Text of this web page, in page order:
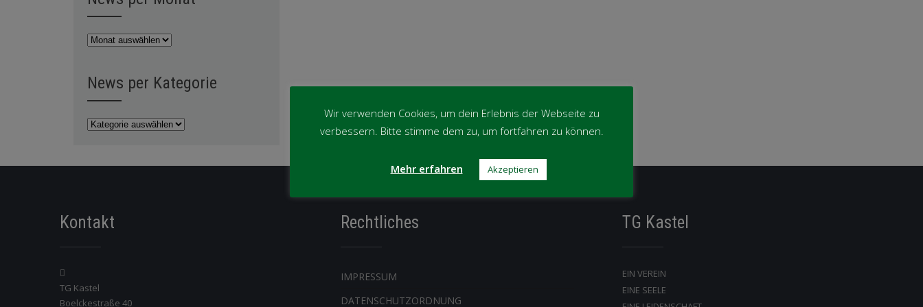
News
News per Kategorie
News
Kontakt
TG Kastel
Boelckestraße 40
Rechtliches
IMPRESSUM
DATENSCHUTZORDNUNG
TG Kastel
EIN VEREIN
EINE SEELE
Wir verwenden Cookies, um dein Erlebnis der Webseite zu
verbessern. Bitte stimme dem zu, um fortfahren zu können.
Mehr erfahren Akzeptieren